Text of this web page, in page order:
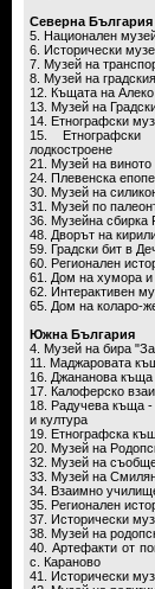
Северна България
5. Национален
6. Исторически
7. Музей на
8. Музей на
12. Къщата на
13. Музей на
14. Етнографски
15.
лодкостроене
21. Музей на виното
24. Плевенска
30. Музей на
31. Музей по
36. Музейна сбирка
48. Дворът на
59. Градски бит в
60. Регионален
61. Дом на хумора и
62. Интерактивен
65. Дом на коларо-
Южна България
4. Музей на бира
11. Маджаровата
16. Джананова къща
17. Калоферско
18. Радучева къща -
и култура
19. Етнографска
20. Музей на
32. Музей на
33. Музей на
34. Взаимно
35. Регионален
37. Исторически
38. Музей на
40. Артефакти от
с. Караново
41. Исторически